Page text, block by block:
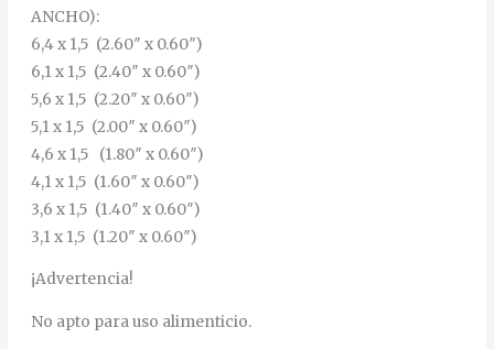
ANCHO):
6,4 x 1,5 (2.60″ x 0.60″)
6,1 x 1,5 (2.40″ x 0.60″)
5,6 x 1,5 (2.20″ x 0.60″)
5,1 x 1,5 (2.00″ x 0.60″)
4,6 x 1,5 (1.80″ x 0.60″)
4,1 x 1,5 (1.60″ x 0.60″)
3,6 x 1,5 (1.40″ x 0.60″)
3,1 x 1,5 (1.20″ x 0.60″)
¡Advertencia!
No apto para uso alimenticio.